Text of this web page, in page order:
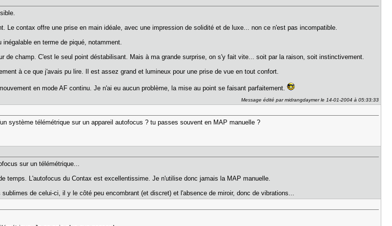
Le contax offre une prise en main idéale, avec une impression de solidité et de luxe... non ce n'est pas incompatible.
en terme de piqué, notamment.
de champ. C'est le seul point déstabilisant. Mais à ma grande surprise, on s'y fait vite... soit par la raison, soit instinctivement.
à ce que j'avais pu lire. Il est assez grand et lumineux pour une prise de vue en tout confort.
en mode AF continu. Je n'ai eu aucun problème, la mise au point se faisant parfaitement.
Message édité par midrangdaymer le 14-01-2004 à 05:33:33
système télémétrique sur un appareil autofocus ? tu passes souvent en MAP manuelle ?
sur un télémétrique...
temps. L'autofocus du Contax est excellentissime. Je n'utilise donc jamais la MAP manuelle.
de celui-ci, il y le côté peu encombrant (et discret) et l'absence de miroir, donc de vibrations...